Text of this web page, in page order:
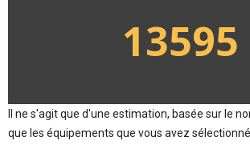
13595
Il ne s'agit que d'une estimation, basée sur le
que les équipements que vous avez